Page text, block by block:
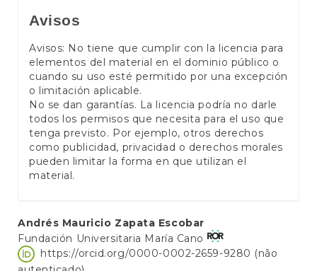
Avisos
Avisos: No tiene que cumplir con la licencia para
elementos del material en el dominio público o
cuando su uso esté permitido por una excepción
o limitación aplicable.
No se dan garantías. La licencia podría no darle
todos los permisos que necesita para el uso que
tenga previsto. Por ejemplo, otros derechos
como publicidad, privacidad o derechos morales
pueden limitar la forma en que utilizan el
material.
Conteúdo
do
Andrés Mauricio Zapata Escobar
Fundación Universitaria María Cano
https://orcid.org/0000-0002-2659-9280 (não